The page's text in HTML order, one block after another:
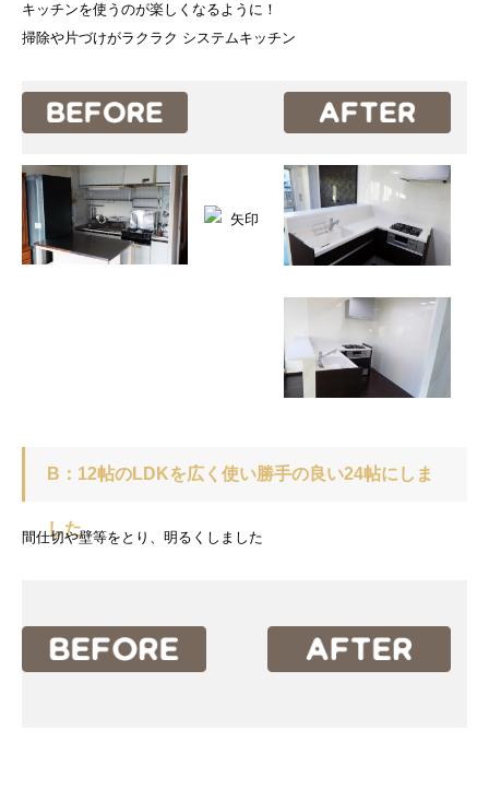
キッチンを使うのが楽しくなるように！
掃除や片づけがラクラク システムキッチン
B：12帖のLDKを広く使い勝手の良い24帖にしま
した
間仕切や壁等をとり、明るくしました